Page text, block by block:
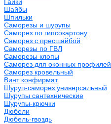
Шайбы
Шпильки
Саморезы и шурупы
Саморез по гипсокартону
Саморез с пресшайбой
Саморезы по ГВЛ
Саморезы клопы
Саморез для оконных профилей
Саморез кровельный
Винт конфирмат
Шуруп-саморез универсальный
Шурупы сантехнические
Шурупы-крючки
Дюбели
Дюбель-гвоздь